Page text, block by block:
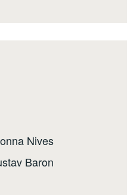
Nives
Baron